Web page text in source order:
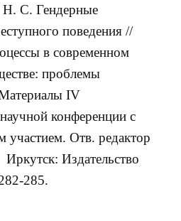
Н. С. Гендерные
поведения //
в современном
проблемы
IV
конференции с
Отв. редактор
Издательство
285.